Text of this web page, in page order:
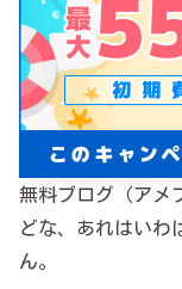
無料ブログ（アメ
どな、あれはい
ん。